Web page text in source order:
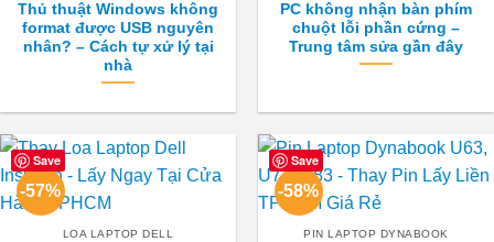
Thủ thuật Windows không
format được USB nguyên
nhân? – Cách tự xử lý tại
nhà
PC không nhận bàn phím
chuột lỗi phần cứng –
Trung tâm sửa gần đây
Save
-57%
LOA LAPTOP DELL
Save
-58%
PIN LAPTOP DYNABOOK